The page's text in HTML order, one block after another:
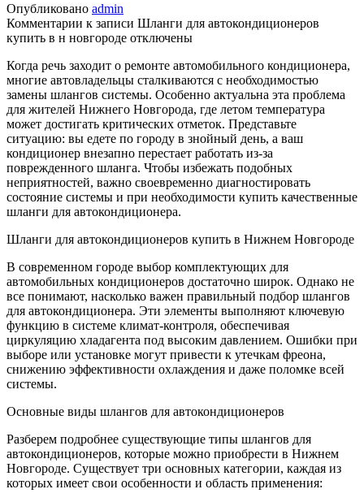
Опубликовано admin
Комментарии к записи Шланги для автокондиционеров
купить в н новгороде отключены
Когда речь заходит о ремонте автомобильного кондиционера,
многие автовладельцы сталкиваются с необходимостью
замены шлангов системы. Особенно актуальна эта проблема
для жителей Нижнего Новгорода, где летом температура
может достигать критических отметок. Представьте
ситуацию: вы едете по городу в знойный день, а ваш
кондиционер внезапно перестает работать из-за
поврежденного шланга. Чтобы избежать подобных
неприятностей, важно своевременно диагностировать
состояние системы и при необходимости купить качественные
шланги для автокондиционера.
Шланги для автокондиционеров купить в Нижнем Новгороде
В современном городе выбор комплектующих для
автомобильных кондиционеров достаточно широк. Однако не
все понимают, насколько важен правильный подбор шлангов
для автокондиционера. Эти элементы выполняют ключевую
функцию в системе климат-контроля, обеспечивая
циркуляцию хладагента под высоким давлением. Ошибки при
выборе или установке могут привести к утечкам фреона,
снижению эффективности охлаждения и даже поломке всей
системы.
Основные виды шлангов для автокондиционеров
Разберем подробнее существующие типы шлангов для
автокондиционеров, которые можно приобрести в Нижнем
Новгороде. Существует три основных категории, каждая из
которых имеет свои особенности и область применения: